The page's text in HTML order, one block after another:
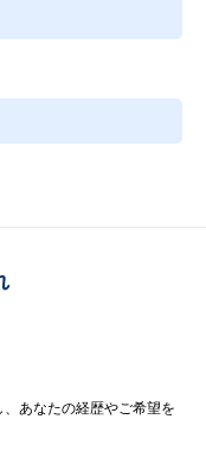
あなたの経歴やご希望を